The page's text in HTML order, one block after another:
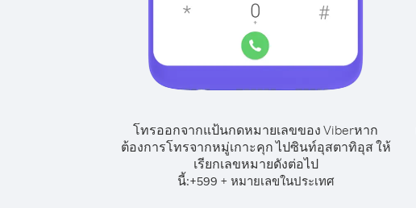
โทรออกจากแป้นกดหมายเลขของ Viberหาก
ต้องการโทรจากหมู่เกาะคุก ไปซินท์อุสตาทิอุส ให้
เรียกเลขหมายดังต่อไป
นี้:+599 + หมายเลขในประเทศ